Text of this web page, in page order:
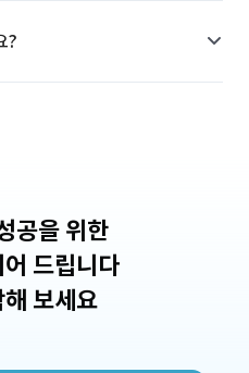
?
공을 위한
드립니다
보세요